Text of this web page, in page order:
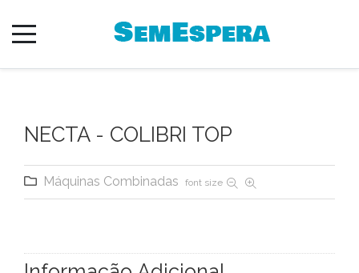
NECTA - COLIBRI TOP
Máquinas Combinadas font size